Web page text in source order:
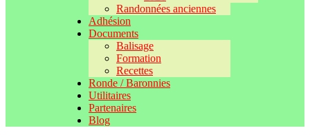
Randonnées anciennes
Adhésion
Documents
Balisage
Formation
Recettes
Ronde / Baronnies
Utilitaires
Partenaires
Blog